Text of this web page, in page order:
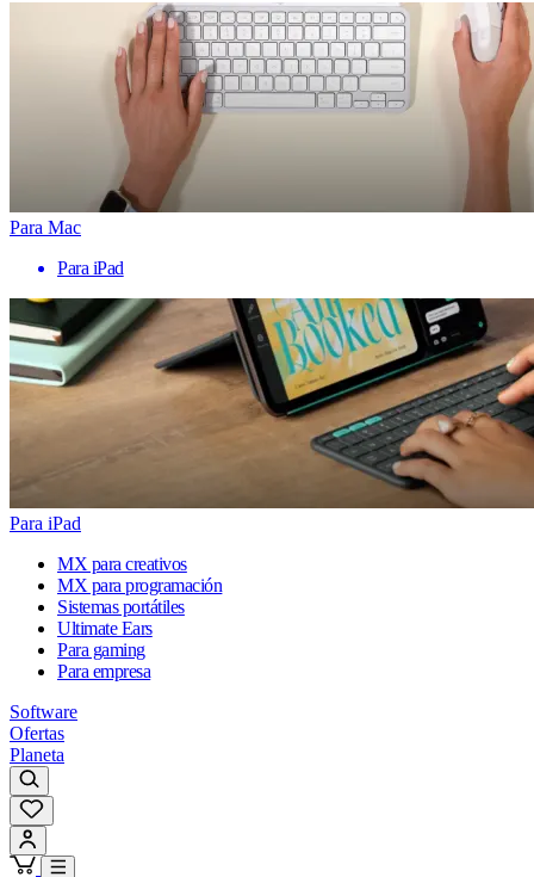
Para Mac
Para iPad
Para iPad
MX para creativos
MX para programación
Sistemas portátiles
Ultimate Ears
Para gaming
Para empresa
Software
Ofertas
Planeta